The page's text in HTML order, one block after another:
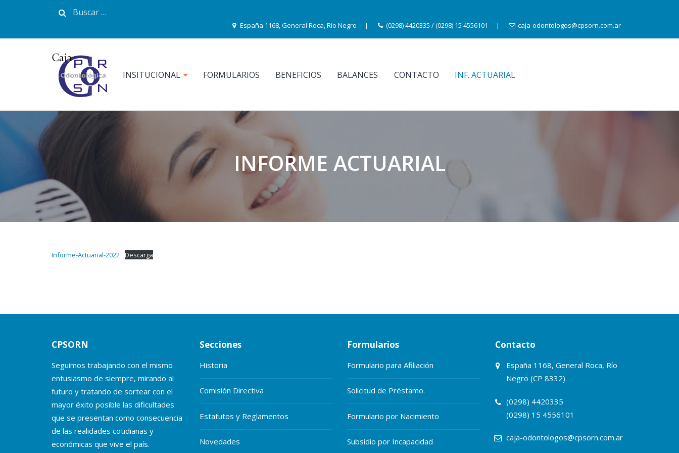
España 1168, General Roca, Río Negro | (0298) 4420335 /(0298) 15 4556101 | caja-odontologos@cpsorn.com.ar
INSITUCIONAL FORMULARIOS BENEFICIOS BALANCES CONTACTO INF. ACTUARIAL
INFORME ACTUARIAL
Informe-Actuarial-2022 Descarga
CPSORN
Seguimos trabajando con el mismo
entusiasmo de siempre, mirando al
futuro y tratando de sortear con el
mayor éxito posible las dificultades
que se presentan como consecuencia
de las realidades cotidianas y
económicas que vive el país.
Secciones
Historia
Comisión Directiva
Estatutos y Reglamentos
Novedades
Formularios
Formulario para Afiliación
Solicitud de Préstamo.
Formulario por Nacimiento
Subsidio por Incapacidad
Contacto
España 1168, General Roca, Río
Negro (CP 8332)
(0298) 4420335
(0298) 15 4556101
caja-odontologos@cpsorn.com.ar